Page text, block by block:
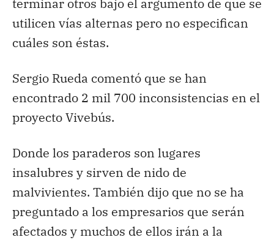
utilicen vías alternas pero no especifican
cuáles son éstas.
Sergio Rueda comentó que se han
encontrado 2 mil 700 inconsistencias en el
proyecto Vivebús.
Donde los paraderos son lugares
insalubres y sirven de nido de
malvivientes. También dijo que no se ha
preguntado a los empresarios que serán
afectados y muchos de ellos irán a la